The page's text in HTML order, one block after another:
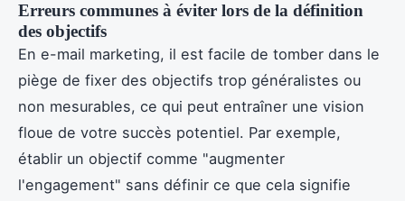
Erreurs communes à éviter lors de la définition
des objectifs
En e-mail marketing, il est facile de tomber dans le
piège de fixer des objectifs trop généralistes ou
non mesurables, ce qui peut entraîner une vision
floue de votre succès potentiel. Par exemple,
établir un objectif comme "augmenter
l'engagement" sans définir ce que cela signifie